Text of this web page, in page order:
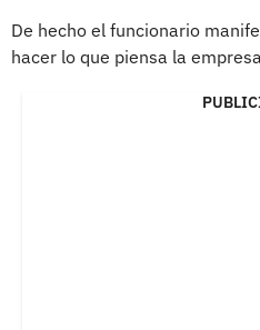
De hecho el funcionario
hacer lo que piensa la